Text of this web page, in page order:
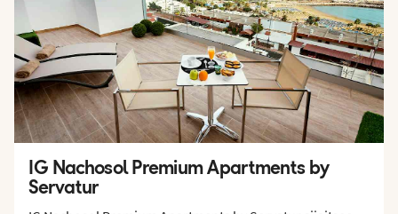
IG Nachosol Premium Apartments by
Servatur